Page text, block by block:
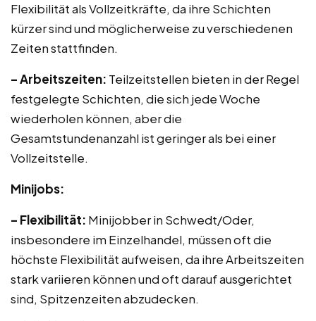
Flexibilität als Vollzeitkräfte, da ihre Schichten
kürzer sind und möglicherweise zu verschiedenen
Zeiten stattfinden.
– Arbeitszeiten: Teilzeitstellen bieten in der Regel
festgelegte Schichten, die sich jede Woche
wiederholen können, aber die
Gesamtstundenanzahl ist geringer als bei einer
Vollzeitstelle.
Minijobs:
– Flexibilität: Minijobber in Schwedt/Oder,
insbesondere im Einzelhandel, müssen oft die
höchste Flexibilität aufweisen, da ihre Arbeitszeiten
stark variieren können und oft darauf ausgerichtet
sind, Spitzenzeiten abzudecken.